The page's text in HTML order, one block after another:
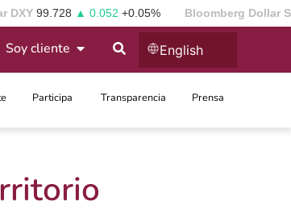
DXY 99.728 ▲ 0.052 +0.05% Bloomberg Dollar
Soy cliente English
Participa ​ Transparencia Prensa